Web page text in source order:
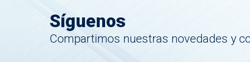
Síguenos
Compartimos nuestras novedades y